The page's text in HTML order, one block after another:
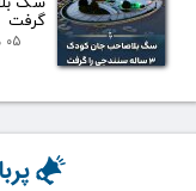
گرفت
۰۵ مرداد ۰۵